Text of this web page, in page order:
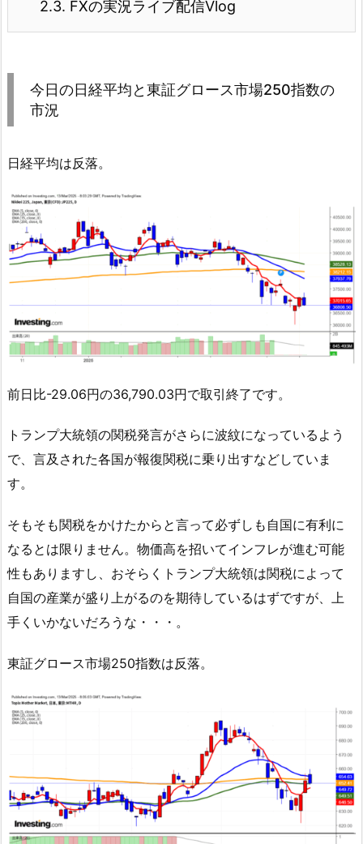
2.3. FXの実況ライブ配信Vlog
今日の日経平均と東証グロース市場250指数の
市況
日経平均は反落。
前日比-29.06円の36,790.03円で取引終了です。
トランプ大統領の関税発言がさらに波紋になっているよう
で、言及された各国が報復関税に乗り出すなどしていま
す。
そもそも関税をかけたからと言って必ずしも自国に有利に
なるとは限りません。物価高を招いてインフレが進む可能
性もありますし、おそらくトランプ大統領は関税によって
自国の産業が盛り上がるのを期待しているはずですが、上
手くいかないだろうな・・・。
東証グロース市場250指数は反落。